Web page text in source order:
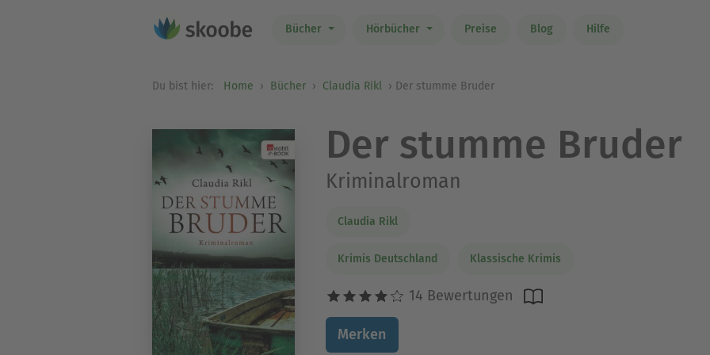
Bücher Hörbücher Preise Blog Hilfe
Du bist hier: Home Bücher Claudia Rikl Der stumme Bruder
Der stumme Bruder
Kriminalroman
Claudia Rikl
Krimis Deutschland Klassische Krimis
14 Bewertungen
Merken